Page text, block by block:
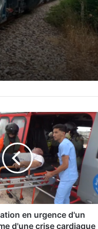
et un
en urgence d'un
d'une crise cardiaque